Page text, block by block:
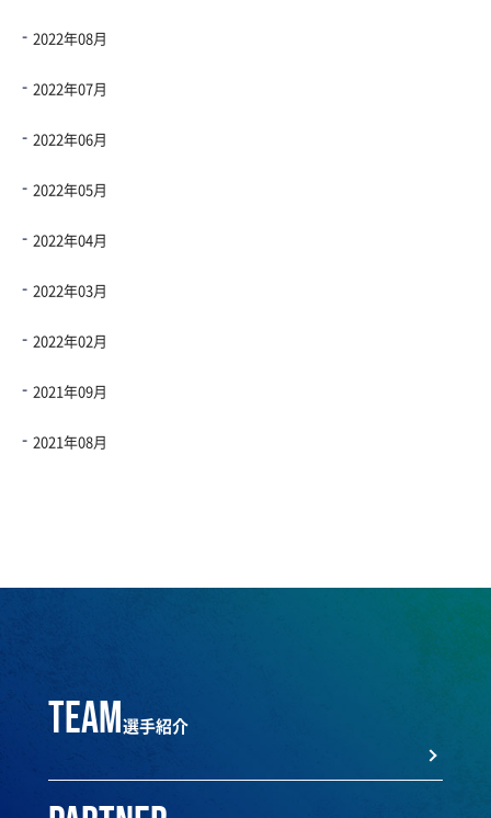
2022年08月
2022年07月
2022年06月
2022年05月
2022年04月
2022年03月
2022年02月
2021年09月
2021年08月
team選手紹介